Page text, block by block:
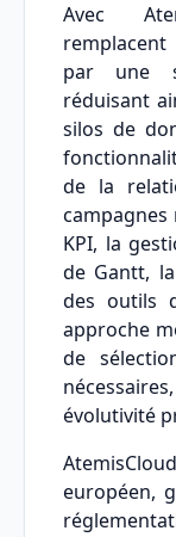
Avec
remplacent
par une
réduisant
silos de
de la
campagnes
KPI, la
de Gantt,
des outils
approche
de
évolutivité
européen,